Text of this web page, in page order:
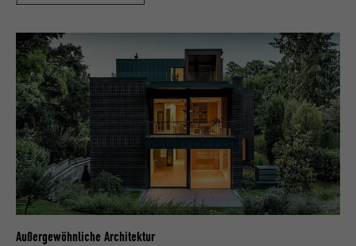
Außergewöhnliche Architektur